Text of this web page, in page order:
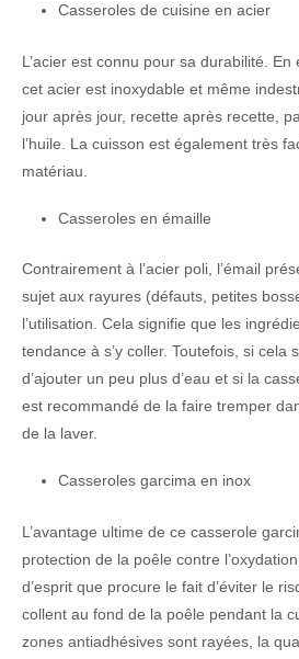
Casseroles de cuisine en acier
L’acier est connu pour sa durabilité.
cet acier est inoxydable et même
jour après jour, recette après recette,
l’huile. La cuisson est également très
matériau.
Casseroles en émaille
Contrairement à l’acier poli, l’émail
sujet aux rayures (défauts, petites
l’utilisation. Cela signifie que les
tendance à s’y coller. Toutefois, si cela
d’ajouter un peu plus d’eau et si la
est recommandé de la faire tremper
de la laver.
Casseroles garcima en inox
L’avantage ultime de ce casserole
protection de la poêle contre
d’esprit que procure le fait d’éviter le
collent au fond de la poêle pendant la
zones antiadhésives sont rayées, la